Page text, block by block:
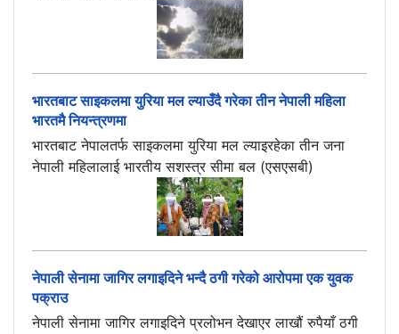
भारतबाट साइकलमा युरिया मल ल्याउँदै गरेका तीन नेपाली महिला
भारतमै नियन्त्रणमा
भारतबाट नेपालतर्फ साइकलमा युरिया मल ल्याइरहेका तीन जना
नेपाली महिलालाई भारतीय सशस्त्र सीमा बल (एसएसबी)
नेपाली सेनामा जागिर लगाइदिने भन्दै ठगी गरेको आरोपमा एक युवक
पक्राउ
नेपाली सेनामा जागिर लगाइदिने प्रलोभन देखाएर लाखौं रुपैयाँ ठगी